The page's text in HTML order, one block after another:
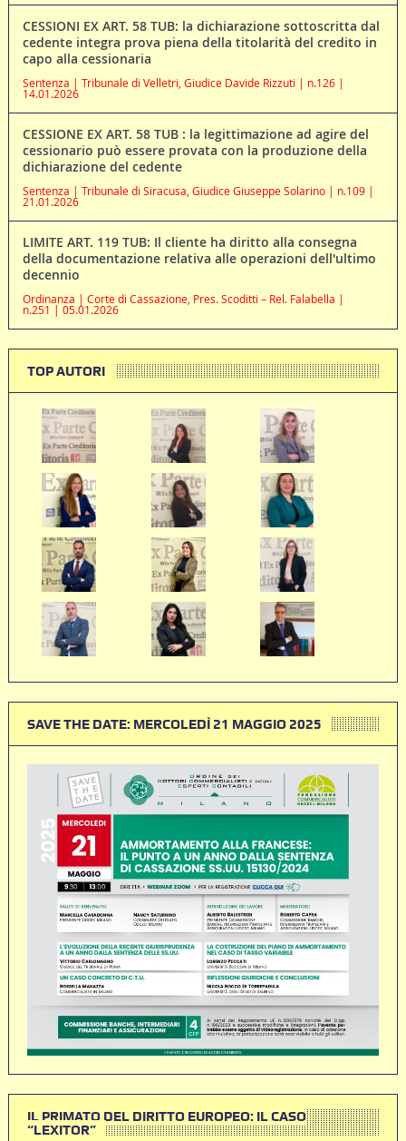
CESSIONI EX ART. 58 TUB: la dichiarazione sottoscritta dal
cedente integra prova piena della titolarità del credito in
capo alla cessionaria
Sentenza | Tribunale di Velletri, Giudice Davide Rizzuti | n.126 |
14.01.2026
CESSIONE EX ART. 58 TUB : la legittimazione ad agire del
cessionario può essere provata con la produzione della
dichiarazione del cedente
Sentenza | Tribunale di Siracusa, Giudice Giuseppe Solarino | n.109 |
21.01.2026
LIMITE ART. 119 TUB: Il cliente ha diritto alla consegna
della documentazione relativa alle operazioni dell'ultimo
decennio
Ordinanza | Corte di Cassazione, Pres. Scoditti – Rel. Falabella |
n.251 | 05.01.2026
TOP AUTORI
SAVE THE DATE: MERCOLEDÌ 21 MAGGIO 2025
IL PRIMATO DEL DIRITTO EUROPEO: IL CASO
“LEXITOR”